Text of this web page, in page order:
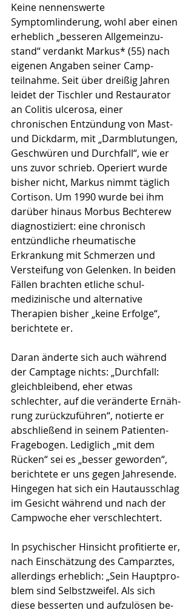
Keine nennenswerte
Symptomlinderung, wohl aber einen
erheblich „besseren Allgemeinzu­
stand“ verdankt Markus* (55) nach
eigenen Angaben seiner Camp­
teilnahme. Seit über drei­ßig Jahren
leidet der Tischler und Restau­rator
an Colitis ulcerosa, einer
chronischen Ent­zündung von Mast-
und Dickdarm, mit „Darmblu­tun­gen,
Geschwüren und Durch­fall“, wie er
uns zuvor schrieb. Operiert wurde
bisher nicht, Markus nimmt täglich
Cor­ti­son. Um 1990 wurde bei ihm
darüber hinaus Morbus Bechterew
diagnostiziert: eine chronisch
entzündliche rheumatische
Erkrankung mit Schmerzen und
Verstei­fung von Gelenken. In beiden
Fällen brachten etliche schul­
medizinische und alternative
Therapien bisher „keine Erfolge“,
berichtete er.
Daran änderte sich auch während
der Camp­tage nichts: „Durch­fall:
gleichbleibend, eher etwas
schlechter, auf die veränderte Ernäh­
rung zurückzuführen“, notierte er
abschließend in seinem Patienten-
Fragebogen. Lediglich „mit dem
Rücken“ sei es „besser geworden“,
berichtete er uns ge­gen Jahres­en­de.
Hin­gegen hat sich ein Hautaus­schlag
im Gesicht während und nach der
Campwoche eher verschlechtert.
In psychischer Hin­­­­sicht profitierte er,
nach Ein­schät­zung des Camparztes,
allerdings erheblich: „Sein Hauptpro­
blem sind Selbstzweifel. Als sich
diese besserten und aufzulösen be­­